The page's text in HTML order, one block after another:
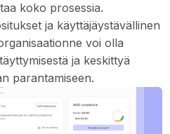
koko prosessia.
ja käyttäjäystävällinen
voi olla
ja keskittyä
parantamiseen.